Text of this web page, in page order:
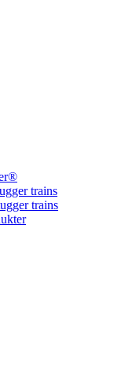
trains
trains